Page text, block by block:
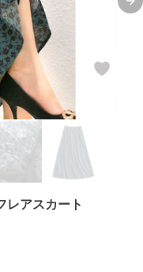
レアスカート